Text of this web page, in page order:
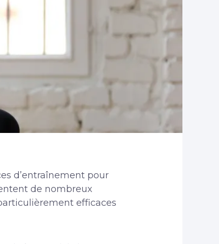
d’entraînement pour
de nombreux
efficaces